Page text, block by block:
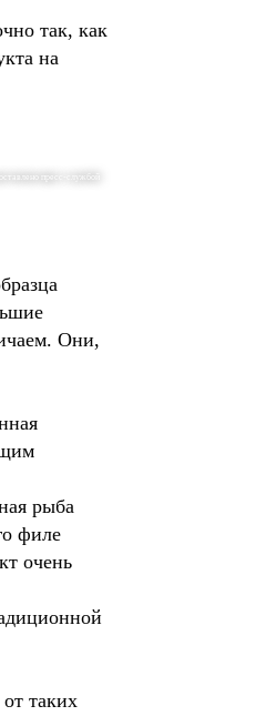
так, как
на
пресс-службой
Они,
рыба
филе
очень
таких